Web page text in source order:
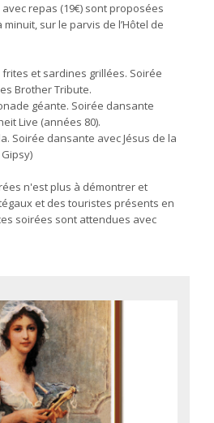
repas (19€) sont proposées
sur le parvis de l’Hôtel de
frites et sardines grillées. Soirée
Brother Tribute.
géante. Soirée dansante
Live (années 80).
Soirée dansante avec Jésus de la
n'est plus à démontrer et
et des touristes présents en
soirées sont attendues avec